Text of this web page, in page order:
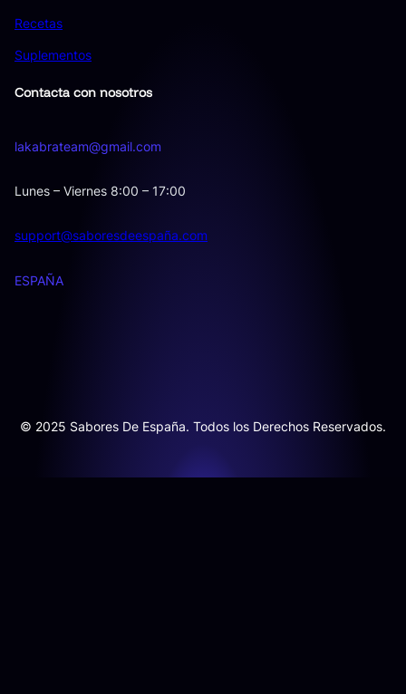
Recetas
Suplementos
Contacta con nosotros
lakabrateam@gmail.com
Lunes – Viernes 8:00 – 17:00
support@saboresdeespaña.com
ESPAÑA
© 2025 Sabores De España. Todos los Derechos Reservados.